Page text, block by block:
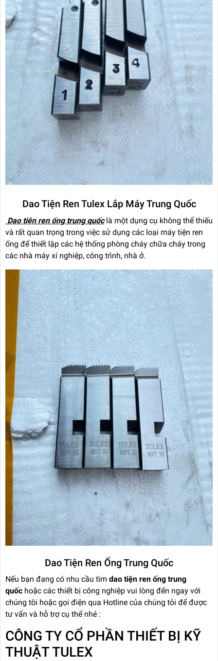
Dao Tiện Ren Tulex Lắp Máy Trung Quốc
Dao tiện ren ống trung quốc là một dụng cụ không thể thiếu
và rất quan trọng trong việc sử dụng các loại máy tiện ren
ống để thiết lập các hệ thống phòng cháy chữa cháy trong
các nhà máy xí nghiệp, công trình, nhà ở.
Dao Tiện Ren Ống Trung Quốc
Nếu bạn đang có nhu cầu tìm dao tiện ren ống trung
quốc hoặc các thiết bị công nghiệp vui lòng đến ngay với
chúng tôi hoặc gọi điện qua Hotline của chúng tôi để được
tư vấn và hỗ trợ cụ thể nhé :
CÔNG TY CỔ PHẦN THIẾT BỊ KỸ
THUẬT TULEX